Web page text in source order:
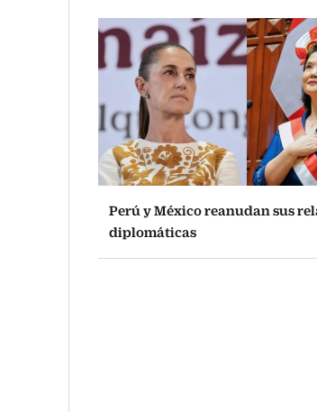
Perú y México reanudan sus
diplomáticas